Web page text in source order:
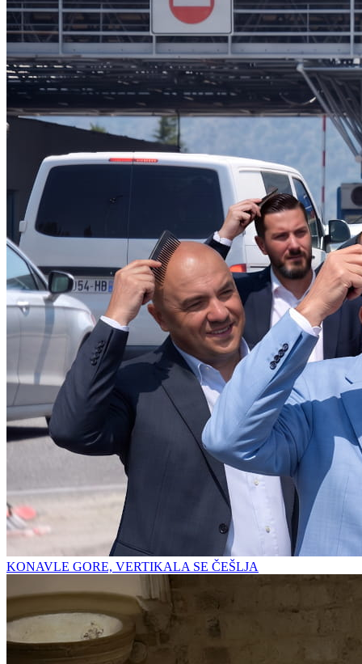
KONAVLE GORE, VERTIKALA SE ČEŠLJA